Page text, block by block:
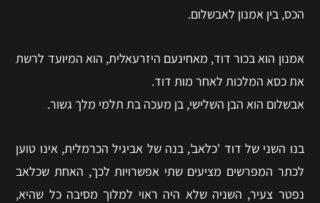
הכס, בין אמנון לאבשלום.
אמנון הוא בכור דוד, מאחינעם היזרעאלית, הוא המיועד לרשת
את כסא המלכות לאחר מות דוד.
אבשלום הוא הבן השלישי, בן מעכה בת תלמי מלך גשור.
בנו השני של דוד 'כלאב', בנה של אביגיל הכרמלית, אינו טוען
לכתר המפרשים מציעים שתי אפשרויות לכך, האחת שכלאב
נפטר צעיר, השניה שלא היה ראוי למלוך מסיבה כל שהיא,